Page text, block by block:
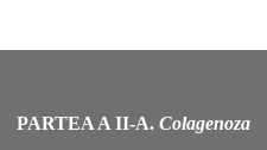
PARTEA A II-A. Colagenoza